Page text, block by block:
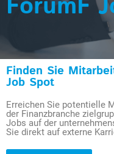
Finden Sie
Job Spot
Erreichen Sie potentielle
der Finanzbranche
Jobs auf der
Sie direkt auf externe